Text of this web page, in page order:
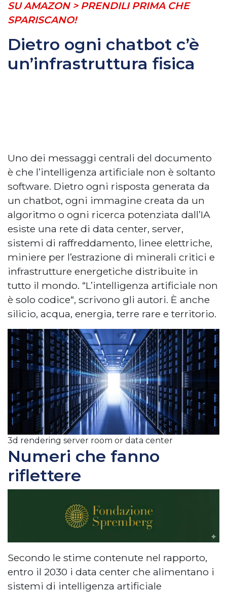
SU AMAZON > PRENDILI PRIMA CHE
SPARISCANO!
Dietro ogni chatbot c’è
un’infrastruttura fisica
Uno dei messaggi centrali del documento
è che l’intelligenza artificiale non è soltanto
software. Dietro ogni risposta generata da
un chatbot, ogni immagine creata da un
algoritmo o ogni ricerca potenziata dall’IA
esiste una rete di data center, server,
sistemi di raffreddamento, linee elettriche,
miniere per l’estrazione di minerali critici e
infrastrutture energetiche distribuite in
tutto il mondo. “L’intelligenza artificiale non
è solo codice“, scrivono gli autori. È anche
silicio, acqua, energia, terre rare e territorio.
3d rendering server room or data center
Numeri che fanno
riflettere
Secondo le stime contenute nel rapporto,
entro il 2030 i data center che alimentano i
sistemi di intelligenza artificiale